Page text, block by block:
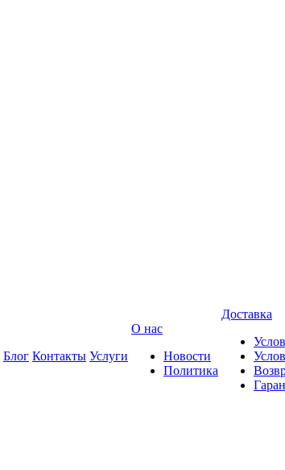
Блог Контакты Услуги
О нас
Новости
Политика
Доставка